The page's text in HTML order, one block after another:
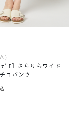
）
ﾃﾞﾓ】さらりらワイド
ョパンツ